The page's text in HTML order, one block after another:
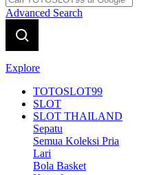
Advanced Search
Explore
TOTOSLOT99
SLOT
SLOT THAILAND
Sepatu
Semua Koleksi Pria
Lari
Bola Basket